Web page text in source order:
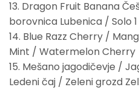
13. Dragon Fruit Banana
borovnica Lubenica / Solo 1
14. Blue Razz Cherry /
Mint / Watermelon Cherry
15. Mešano jagodičevje /
Ledeni čaj / Zeleni grozd